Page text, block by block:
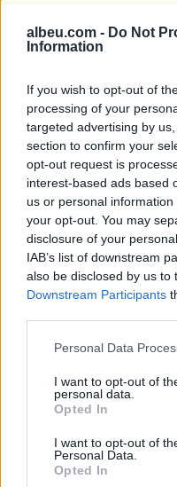
albeu.com - Do Not
Information
If you wish to opt-out of
processing of your
targeted advertising by
section to confirm your
opt-out request is
interest-based ads based
us or personal
your opt-out. You may
disclosure of your
IAB’s list of downstream
also be disclosed by us to
Downstream Participants
Personal Data
I want to opt-out of
personal data.
Opted In
I want to opt-out of
Personal Data.
Opted In